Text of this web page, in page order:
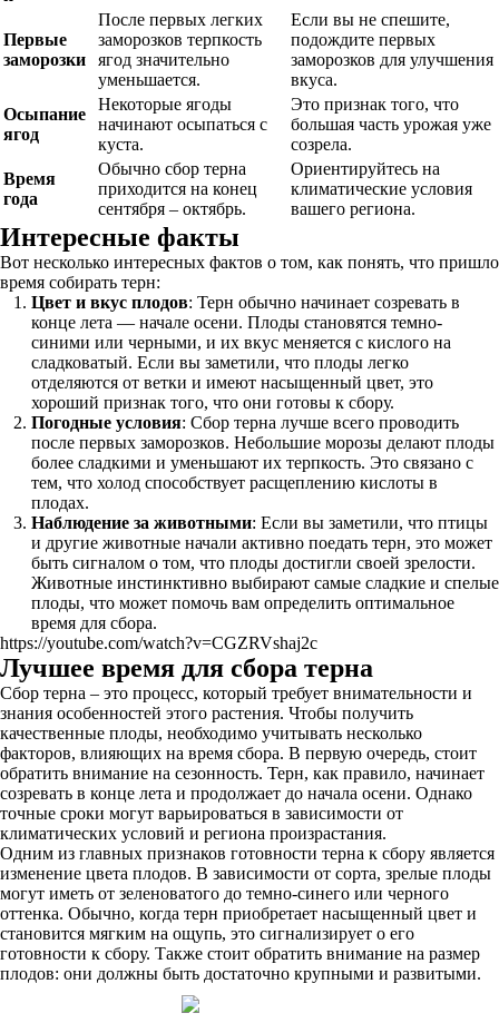
Первые
заморозки
После первых легких
заморозков терпкость
ягод значительно
уменьшается.
Если вы не спешите,
подождите первых
заморозков для улучшения
вкуса.
Осыпание
ягод
Некоторые ягоды
начинают осыпаться с
куста.
Это признак того, что
большая часть урожая уже
созрела.
Время
года
Обычно сбор терна
приходится на конец
сентября – октябрь.
Ориентируйтесь на
климатические условия
вашего региона.
Интересные факты
Вот несколько интересных фактов о том, как понять, что пришло
время собирать терн:
Цвет и вкус плодов: Терн обычно начинает созревать в
конце лета — начале осени. Плоды становятся темно-
синими или черными, и их вкус меняется с кислого на
сладковатый. Если вы заметили, что плоды легко
отделяются от ветки и имеют насыщенный цвет, это
хороший признак того, что они готовы к сбору.
Погодные условия: Сбор терна лучше всего проводить
после первых заморозков. Небольшие морозы делают плоды
более сладкими и уменьшают их терпкость. Это связано с
тем, что холод способствует расщеплению кислоты в
плодах.
Наблюдение за животными: Если вы заметили, что птицы
и другие животные начали активно поедать терн, это может
быть сигналом о том, что плоды достигли своей зрелости.
Животные инстинктивно выбирают самые сладкие и спелые
плоды, что может помочь вам определить оптимальное
время для сбора.
https://youtube.com/watch?v=CGZRVshaj2c
Лучшее время для сбора терна
Сбор терна – это процесс, который требует внимательности и
знания особенностей этого растения. Чтобы получить
качественные плоды, необходимо учитывать несколько
факторов, влияющих на время сбора. В первую очередь, стоит
обратить внимание на сезонность. Терн, как правило, начинает
созревать в конце лета и продолжает до начала осени. Однако
точные сроки могут варьироваться в зависимости от
климатических условий и региона произрастания.
Одним из главных признаков готовности терна к сбору является
изменение цвета плодов. В зависимости от сорта, зрелые плоды
могут иметь от зеленоватого до темно-синего или черного
оттенка. Обычно, когда терн приобретает насыщенный цвет и
становится мягким на ощупь, это сигнализирует о его
готовности к сбору. Также стоит обратить внимание на размер
плодов: они должны быть достаточно крупными и развитыми.